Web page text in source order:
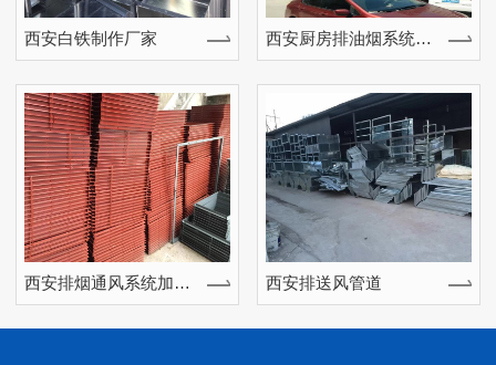
西安白铁制作厂家 西安厨房排油烟系统安装工程
西安排烟通风系统加工工程 西安排送风管道